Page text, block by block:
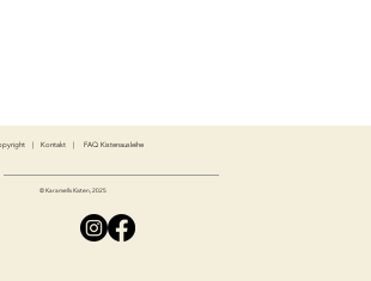
| Kontakt| FAQ Kistenausleihe
© Karamells Kisten, 2025